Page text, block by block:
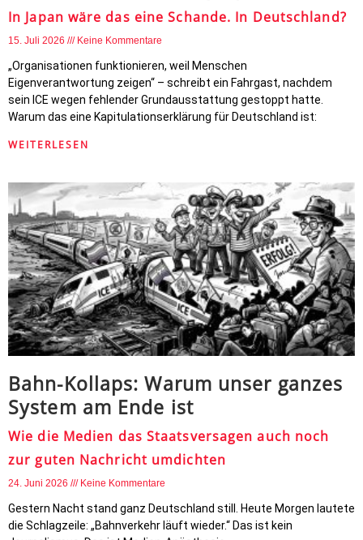
In Japan wäre das eine Schande. In Deutschland?
15. Juli 2026 Keine Kommentare
„Organisationen funktionieren, weil Menschen
Eigenverantwortung zeigen“ – schreibt ein Fahrgast, nachdem
sein ICE wegen fehlender Grundausstattung gestoppt hatte.
Warum das eine Kapitulationserklärung für Deutschland ist:
WEITERLESEN
Bahn-Kollaps: Warum unser ganzes
System am Ende ist
Wie die Medien das Staatsversagen auch noch
zur guten Nachricht umdichten
24. Juni 2026 Keine Kommentare
Gestern Nacht stand ganz Deutschland still. Heute Morgen lautete
die Schlagzeile: „Bahnverkehr läuft wieder.“ Das ist kein